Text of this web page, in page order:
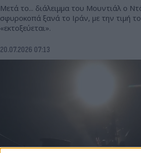
Μετά το... διάλειμμα του Μουντιάλ ο
σφυροκοπά ξανά το Ιράν, με την τιμή
«εκτοξεύεται».
20.07.2026 07:13